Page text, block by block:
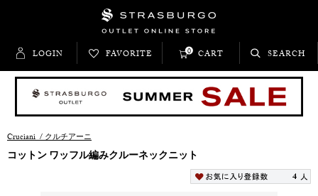
LOGIN FAVORITE CART
0 SEARCH
Cruciani/クルチアーニ
コットン ワッフル編みクルーネックニット
4